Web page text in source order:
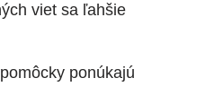
viet sa ľahšie
ponúkajú